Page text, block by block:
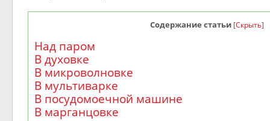
Содержание статьи [Скрыть]
Над паром
В духовке
В микроволновке
В мультиварке
В посудомоечной машине
В марганцовке